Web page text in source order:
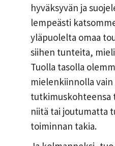
hyväksyvän ja
lempeästi
yläpuolelta omaa
siihen tunteita,
Tuolla tasolla
mielenkiinnolla
tutkimuskohteensa
niitä tai joutumatta
toiminnan takia.